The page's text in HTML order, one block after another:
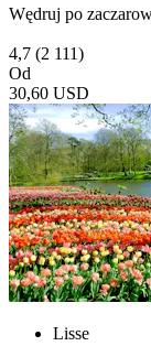
Wędruj po
4,7 (2 111)
Od
30,60 USD
Lisse